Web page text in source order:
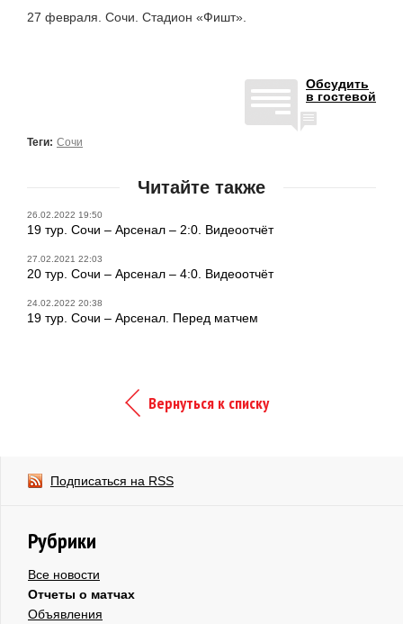
27 февраля. Сочи. Стадион «Фишт».
Обсудить
в гостевой
Теги: Сочи
Читайте также
26.02.2022 19:50
19 тур. Сочи – Арсенал – 2:0. Видеоотчёт
27.02.2021 22:03
20 тур. Сочи – Арсенал – 4:0. Видеоотчёт
24.02.2022 20:38
19 тур. Сочи – Арсенал. Перед матчем
Вернуться к списку
Подписаться на RSS
Рубрики
Все новости
Отчеты о матчах
Объявления